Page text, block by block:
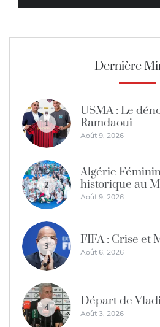
Dernière
1
USMA : Le
Ramdaoui
Août 9, 2026
2
Algérie
historique au
Août 9, 2026
3 FIFA : Crise et
Août 6, 2026
4 Départ de
Août 3, 2026